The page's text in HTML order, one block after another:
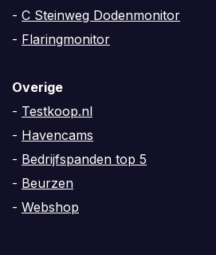
- C Steinweg Dodenmonitor
- Flaringmonitor
Overige
- Testkoop.nl
- Havencams
- Bedrijfspanden top 5
- Beurzen
- Webshop